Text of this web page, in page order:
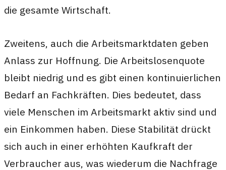
die gesamte Wirtschaft.
Zweitens, auch die Arbeitsmarktdaten geben
Anlass zur Hoffnung. Die Arbeitslosenquote
bleibt niedrig und es gibt einen kontinuierlichen
Bedarf an Fachkräften. Dies bedeutet, dass
viele Menschen im Arbeitsmarkt aktiv sind und
ein Einkommen haben. Diese Stabilität drückt
sich auch in einer erhöhten Kaufkraft der
Verbraucher aus, was wiederum die Nachfrage